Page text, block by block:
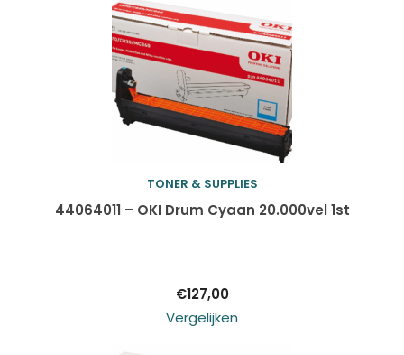
Toevoegen aan
TONER & SUPPLIES
44064011 – OKI Drum Cyaan 20.000vel 1st
€127,00
Vergelijken